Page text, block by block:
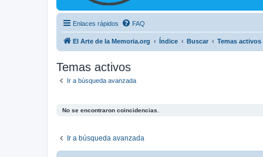
Enlaces rápidos FAQ
El Arte de la Memoria.org Índice Buscar Temas activos
Temas activos
Ir a búsqueda avanzada
No se encontraron coincidencias.
Ir a búsqueda avanzada